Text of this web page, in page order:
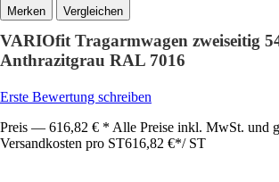
Vergleichen
VARIOfit Tragarmwagen zweiseitig
Anthrazitgrau RAL 7016
Erste Bewertung schreiben
Preis — 616,82 € * Alle Preise inkl. MwSt. und
Versandkosten pro ST616,82 €*/ ST